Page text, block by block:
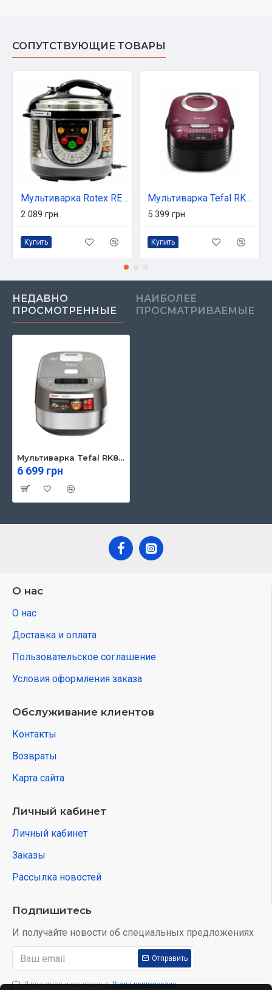
СОПУТСТВУЮЩИЕ ТОВАРЫ
Мультиварка Rotex REPC53-B
2 089 грн
Купить
Мультиварка Tefal RK740532
5 399 грн
Купить
НЕДАВНО
ПРОСМОТРЕННЫЕ
НАИБОЛЕЕ
ПРОСМАТРИВАЕМЫЕ
Мультиварка Tefal RK802B34
6 699 грн
О нас
О нас
Доставка и оплата
Пользовательское соглашение
Условия оформления заказа
Обслуживание клиентов
Контакты
Возвраты
Карта сайта
Личный кабинет
Личный кабинет
Заказы
Рассылка новостей
Подпишитесь
И получайте новости об специальных предложениях
Отправить
Я прочитал и согласен с Угода користувача